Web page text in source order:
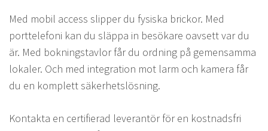
Med mobil access slipper du fysiska brickor. Med
porttelefoni kan du släppa in besökare oavsett var du
är. Med bokningstavlor får du ordning på gemensamma
lokaler. Och med integration mot larm och kamera får
du en komplett säkerhetslösning.
Kontakta en certifierad leverantör för en kostnadsfri